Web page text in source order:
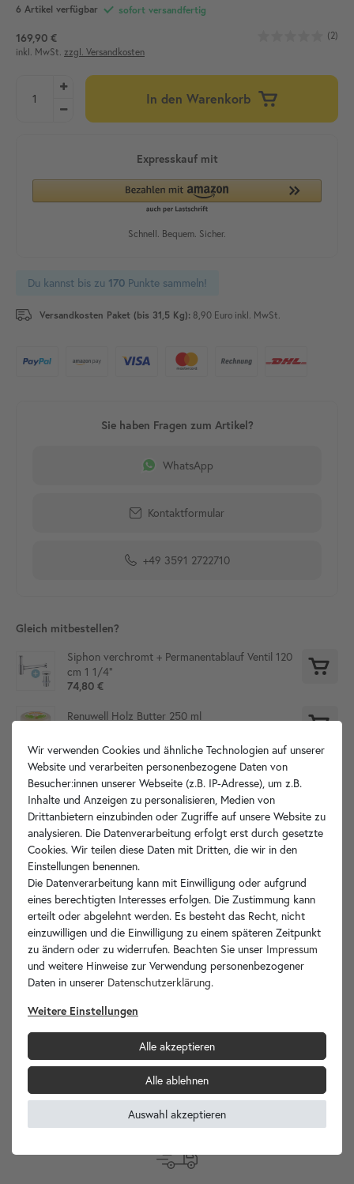
6 Artikel verfügbar sofort versandfertig
169,90 €
(2)
inkl. MwSt. zzgl. Versandkosten
In den Warenkorb
Du kannst bis zu 170 Punkte sammeln!
Versandkosten Paket (bis 31,5 Kg): 8,90 Euro inkl. MwSt.
WhatsApp
Kontaktformular
+49 3591 2722710
Gleich mitbestellen?
Siphon verchromt + Permanentablauf Ventil 120
cm 1 1/4"
74,80 €
Renuwell Holz Butter 250 ml
Produktdetails
Artikelbeschreibung
Technische Zeichnung
Hersteller-Info
Ihre Vorteile
wohnfreuden.de -
Ihr Spezialist für Waschbecken Unikate!
Wir verwenden Cookies und ähnliche Technologien auf unserer
Website und verarbeiten personenbezogene Daten von
Besucher:innen unserer Webseite (z.B. IP-Adresse), um z.B.
Inhalte und Anzeigen zu personalisieren, Medien von
Drittanbietern einzubinden oder Zugriffe auf unsere Website zu
analysieren. Die Datenverarbeitung erfolgt erst durch gesetzte
Cookies. Wir teilen diese Daten mit Dritten, die wir in den
Einstellungen benennen.
Die Datenverarbeitung kann mit Einwilligung oder aufgrund
eines berechtigten Interesses erfolgen. Die Zustimmung kann
erteilt oder abgelehnt werden. Es besteht das Recht, nicht
einzuwilligen und die Einwilligung zu einem späteren Zeitpunkt
zu ändern oder zu widerrufen. Beachten Sie unser Impressum
und weitere Hinweise zur Verwendung personenbezogener
Daten in unserer Daten­schutz­erklärung.
Weitere Einstellungen
Alle akzeptieren
Alle ablehnen
Auswahl akzeptieren